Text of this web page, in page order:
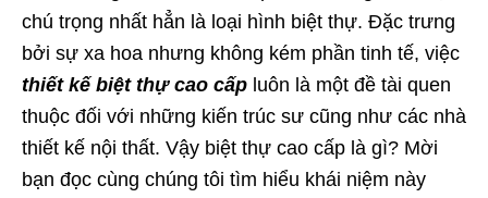
chú trọng nhất hẳn là loại hình biệt thự. Đặc trưng
bởi sự xa hoa nhưng không kém phần tinh tế, việc
thiết kế biệt thự cao cấp luôn là một đề tài quen
thuộc đối với những kiến trúc sư cũng như các nhà
thiết kế nội thất. Vậy biệt thự cao cấp là gì? Mời
bạn đọc cùng chúng tôi tìm hiểu khái niệm này